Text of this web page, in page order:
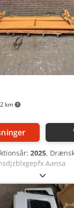
km
2025,
Aansa
Årgang: 2025